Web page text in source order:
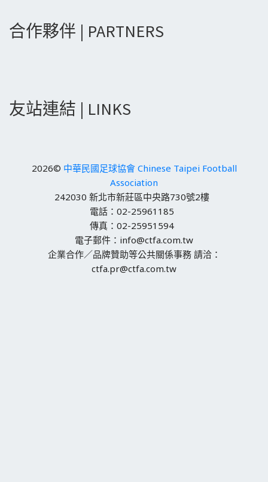
合作夥伴 | PARTNERS
友站連結 | LINKS
2026© 中華民國足球協會 Chinese Taipei Football
Association
242030 新北市新莊區中央路730號2樓
電話：02-25961185
傳真：02-25951594
電子郵件：info@ctfa.com.tw
企業合作／品牌贊助等公共關係事務 請洽：
ctfa.pr@ctfa.com.tw